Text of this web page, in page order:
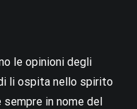
le opinioni degli
li ospita nello spirito
in nome del